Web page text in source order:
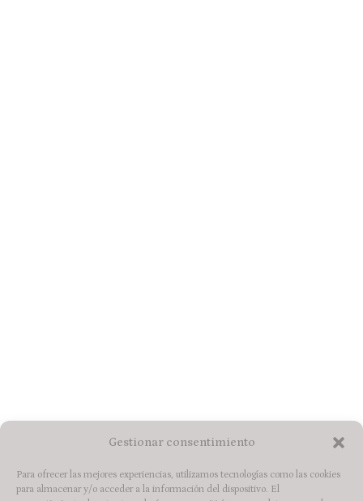
Gestionar consentimiento
Para ofrecer las mejores experiencias, utilizamos tecnologías como las cookies
para almacenar y/o acceder a la información del dispositivo. El
Buscar